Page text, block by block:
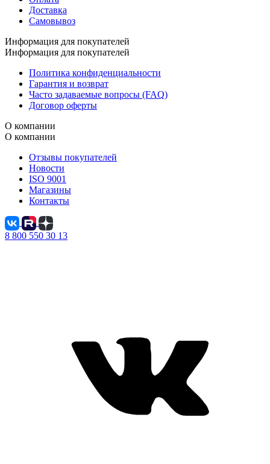
Доставка
Самовывоз
Информация для покупателей
Информация для покупателей
Политика конфиденциальности
Гарантия и возврат
Часто задаваемые вопросы (FAQ)
Договор оферты
О компании
О компании
Отзывы покупателей
Новости
ISO 9001
Магазины
Контакты
8 800 550 30 13